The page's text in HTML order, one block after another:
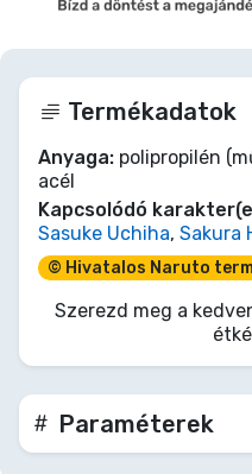
Termékadatok
Anyaga: polipropilén
acél
Kapcsolódó
Sasuke Uchiha, Sakura
© Hivatalos Naruto
Szerezd meg a
Paraméterek